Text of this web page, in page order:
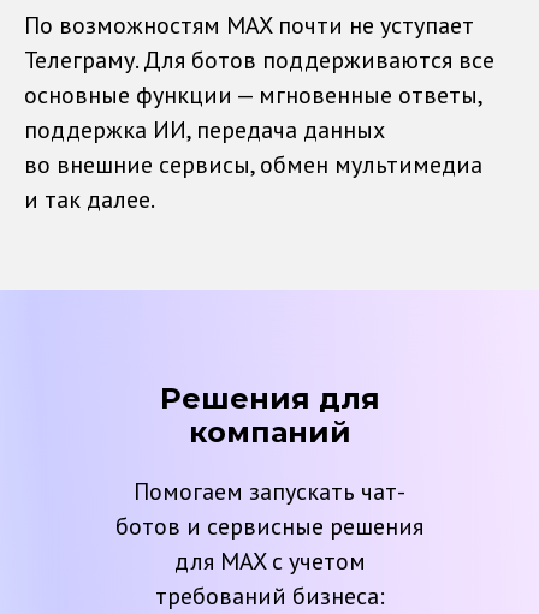
По возможностям MAX почти не уступает
Телеграму. Для ботов поддерживаются все
основные функции — мгновенные ответы,
поддержка ИИ, передача данных
во внешние сервисы, обмен мультимедиа
и так далее.
Решения для
компаний
Помогаем запускать чат-
ботов и сервисные решения
для MAX с учетом
требований бизнеса: